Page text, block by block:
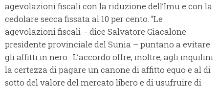
agevolazioni fiscali con la riduzione dell’Imu e con la
cedolare secca fissata al 10 per cento. “Le
agevolazioni fiscali - dice Salvatore Giacalone
presidente provinciale del Sunia – puntano a evitare
gli affitti in nero. L’accordo offre, inoltre, agli inquilini
la certezza di pagare un canone di affitto equo e al di
sotto del valore del mercato libero e di usufruire di